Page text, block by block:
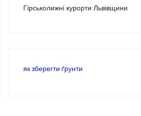
Гірськолижні курорти Львівщини
як зберегти ґрунти